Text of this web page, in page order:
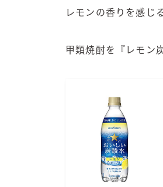
レモンの香りを感じ
甲類焼酎を『レモン